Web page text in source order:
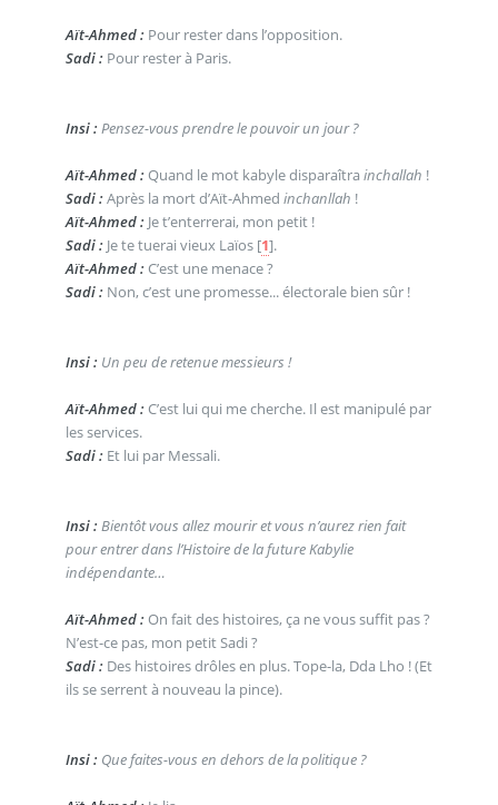
Aït-Ahmed : Pour rester dans l’opposition.
Sadi : Pour rester à Paris.
Insi : Pensez-vous prendre le pouvoir un jour ?
Aït-Ahmed : Quand le mot kabyle disparaîtra inchallah !
Sadi : Après la mort d’Aït-Ahmed inchanllah !
Aït-Ahmed : Je t’enterrerai, mon petit !
Sadi : Je te tuerai vieux Laïos[1].
Aït-Ahmed : C’est une menace ?
Sadi : Non, c’est une promesse... électorale bien sûr !
Insi : Un peu de retenue messieurs !
Aït-Ahmed : C’est lui qui me cherche. Il est manipulé par
les services.
Sadi : Et lui par Messali.
Insi : Bientôt vous allez mourir et vous n’aurez rien fait
pour entrer dans l’Histoire de la future Kabylie
indépendante…
Aït-Ahmed : On fait des histoires, ça ne vous suffit pas ?
N’est-ce pas, mon petit Sadi ?
Sadi : Des histoires drôles en plus. Tope-la, Dda Lho ! (Et
ils se serrent à nouveau la pince).
Insi : Que faites-vous en dehors de la politique ?